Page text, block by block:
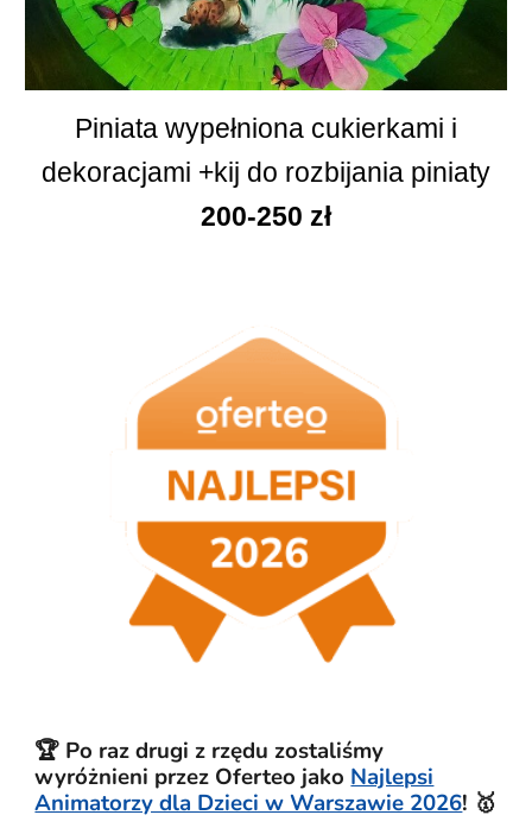
Piniata wypełniona cukierkami i
dekoracjami +kij do rozbijania piniaty
200-250 zł
🏆 Po raz drugi z rzędu zostaliśmy
wyróżnieni przez Oferteo jako Najlepsi
Animatorzy dla Dzieci w Warszawie 2026! 🥇